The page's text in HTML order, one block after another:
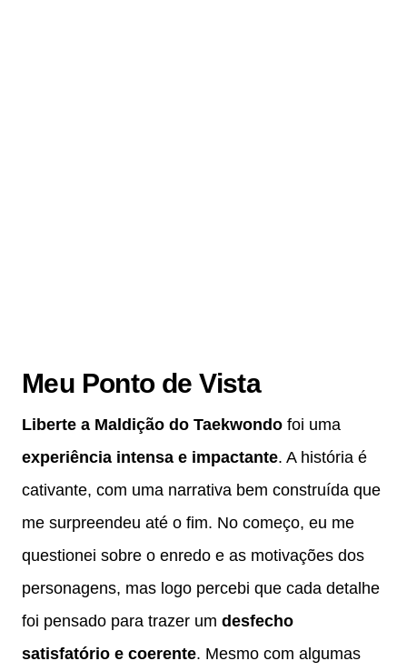
Meu Ponto de Vista
Liberte a Maldição do Taekwondo foi uma
experiência intensa e impactante. A história é
cativante, com uma narrativa bem construída que
me surpreendeu até o fim. No começo, eu me
questionei sobre o enredo e as motivações dos
personagens, mas logo percebi que cada detalhe
foi pensado para trazer um desfecho
satisfatório e coerente. Mesmo com algumas